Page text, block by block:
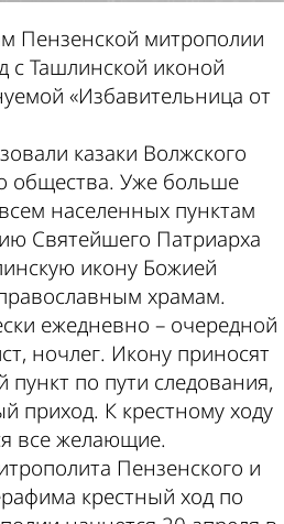
Пензенской митрополии
с Ташлинской иконой
«Избавительница от
казаки Волжского
общества. Уже больше
населенных пунктам
Святейшего Патриарха
икону Божией
храмам.
ежедневно – очередной
ночлег. Икону приносят
по пути следования,
приход. К крестному ходу
все желающие.
Пензенского и
крестный ход по